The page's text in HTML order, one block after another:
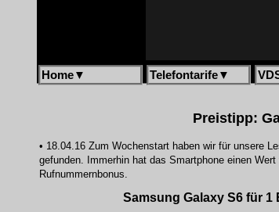
Home▼ Telefontarife▼
Preistipp:
• 18.04.16 Zum Wochenstart haben wir für unsere
gefunden. Immerhin hat das Smartphone einen
Rufnummernbonus.
Samsung Galaxy S6 für 1